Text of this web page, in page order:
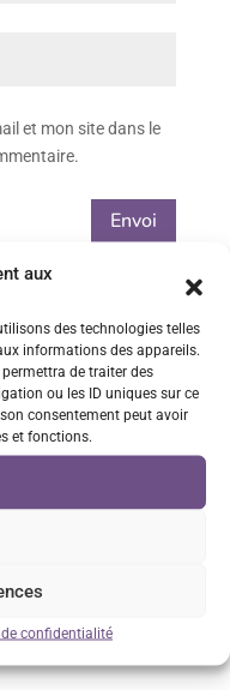
aux
des technologies telles
informations des appareils.
de traiter des
ou les ID uniques sur ce
consentement peut avoir
et fonctions.
confidentialité
et mon site dans le
Envoi
sécurisés